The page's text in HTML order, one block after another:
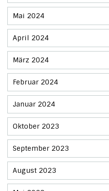
Mai 2024
April 2024
März 2024
Februar 2024
Januar 2024
Oktober 2023
September 2023
August 2023